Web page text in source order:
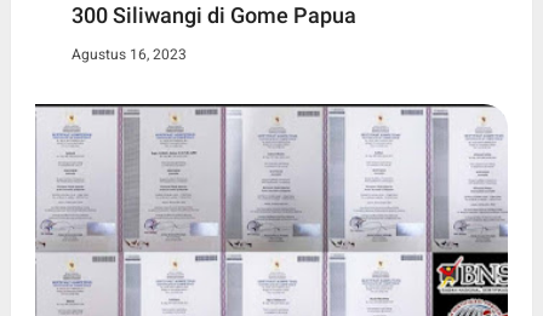
300 Siliwangi di Gome Papua
Agustus 16, 2023